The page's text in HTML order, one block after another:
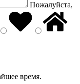
Пожалуйста,
время.